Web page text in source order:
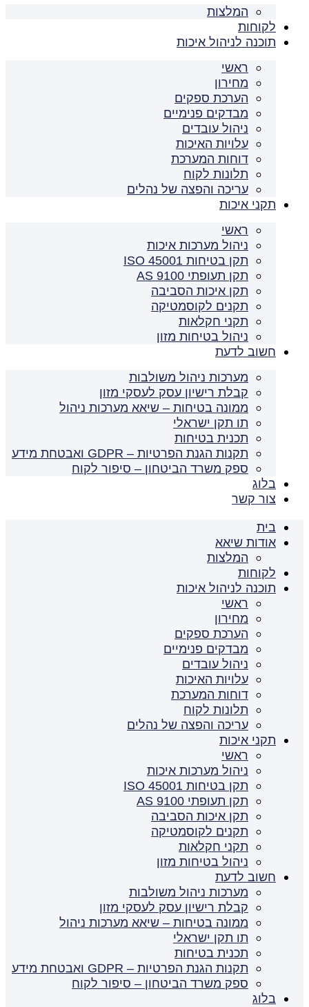
המלצות
לקוחות
תוכנה לניהול איכות
ראשי
מחירון
הערכת ספקים
מבדקים פנימיים
ניהול עובדים
עלויות האיכות
דוחות המערכת
תלונות לקוח
עריכה והפצה של נהלים
תקני איכות
ראשי
ניהול מערכות איכות
תקן בטיחות ISO 45001
תקן תעופתי AS 9100
תקן איכות הסביבה
תקנים לקוסמטיקה
תקני חקלאות
ניהול בטיחות מזון
חשוב לדעת
מערכות ניהול משולבות
קבלת רישיון עסק לעסקי מזון
ממונה בטיחות – שיאא מערכות ניהול
תו תקן ישראלי
תכנית בטיחות
תקנות הגנת הפרטיות – GDPR ואבטחת מידע
ספק משרד הביטחון – סיפור לקוח
בלוג
צור קשר
בית
אודות שיאא
המלצות
לקוחות
תוכנה לניהול איכות
ראשי
מחירון
הערכת ספקים
מבדקים פנימיים
ניהול עובדים
עלויות האיכות
דוחות המערכת
תלונות לקוח
עריכה והפצה של נהלים
תקני איכות
ראשי
ניהול מערכות איכות
תקן בטיחות ISO 45001
תקן תעופתי AS 9100
תקן איכות הסביבה
תקנים לקוסמטיקה
תקני חקלאות
ניהול בטיחות מזון
חשוב לדעת
מערכות ניהול משולבות
קבלת רישיון עסק לעסקי מזון
ממונה בטיחות – שיאא מערכות ניהול
תו תקן ישראלי
תכנית בטיחות
תקנות הגנת הפרטיות – GDPR ואבטחת מידע
ספק משרד הביטחון – סיפור לקוח
בלוג